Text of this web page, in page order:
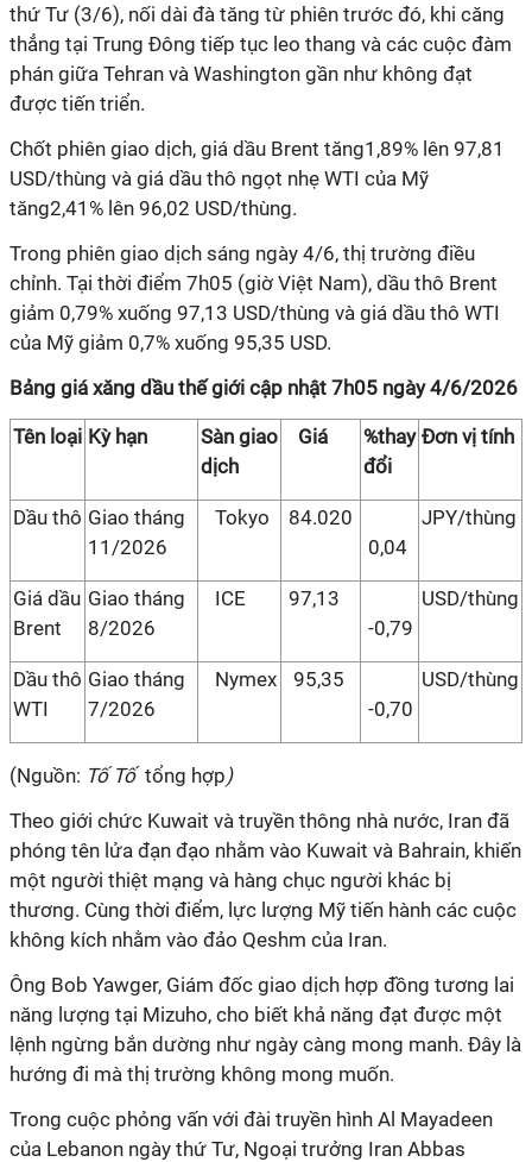
thứ Tư (3/6), nối dài đà tăng từ phiên trước đó, khi căng
thẳng tại Trung Đông tiếp tục leo thang và các cuộc đàm
phán giữa Tehran và Washington gần như không đạt
được tiến triển.
Chốt phiên giao dịch, giá dầu Brent tăng1,89% lên 97,81
USD/thùng và giá dầu thô ngọt nhẹ WTI của Mỹ
tăng2,41% lên 96,02 USD/thùng.
Trong phiên giao dịch sáng ngày 4/6, thị trường điều
chỉnh. Tại thời điểm 7h05 (giờ Việt Nam), dầu thô Brent
giảm 0,79% xuống 97,13 USD/thùng và giá dầu thô WTI
của Mỹ giảm 0,7% xuống 95,35 USD.
Bảng giá xăng dầu thế giới cập nhật 7h05 ngày 4/6/2026
Tên loại Kỳ hạn
Sàn giao
dịch
Giá
%thay
đổi
Đơn vị tính
Dầu thô Giao tháng
11/2026
Tokyo
84.020
0,04
JPY/thùng
Giá dầu
Brent
Giao tháng
8/2026
ICE
97,13
-0,79
USD/thùng
Dầu thô
WTI
Giao tháng
7/2026
Nymex
95,35
-0,70
USD/thùng
(Nguồn: Tố Tố tổng hợp)
Theo giới chức Kuwait và truyền thông nhà nước, Iran đã
phóng tên lửa đạn đạo nhằm vào Kuwait và Bahrain, khiến
một người thiệt mạng và hàng chục người khác bị
thương. Cùng thời điểm, lực lượng Mỹ tiến hành các cuộc
không kích nhằm vào đảo Qeshm của Iran.
Ông Bob Yawger, Giám đốc giao dịch hợp đồng tương lai
năng lượng tại Mizuho, cho biết khả năng đạt được một
lệnh ngừng bắn dường như ngày càng mong manh. Đây là
hướng đi mà thị trường không mong muốn.
Trong cuộc phỏng vấn với đài truyền hình Al Mayadeen
của Lebanon ngày thứ Tư, Ngoại trưởng Iran Abbas